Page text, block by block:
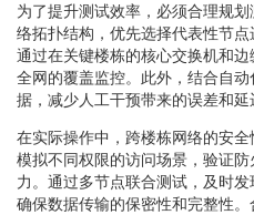
为了提升测试效率，必须合理规
络拓扑结构，优先选择代表性节点
通过在关键楼栋的核心交换机和
全网的覆盖监控。此外，结合自
据，减少人工干预带来的误差和延
在实际操作中，跨楼栋网络的安
模拟不同权限的访问场景，验证
力。通过多节点联合测试，及时
确保数据传输的保密性和完整性